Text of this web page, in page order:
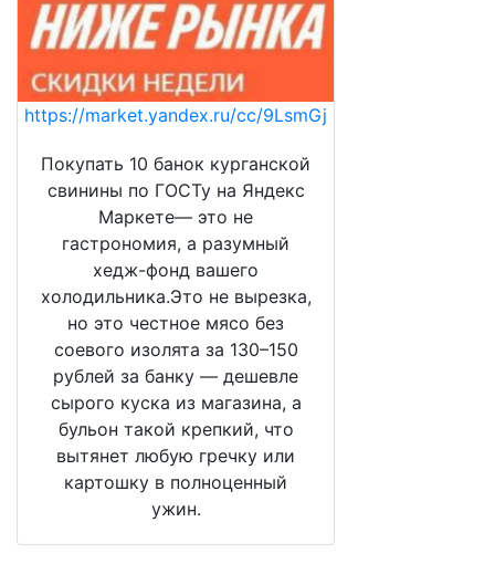
https://market.yandex.ru/cc/9LsmGj
Покупать 10 банок курганской
свинины по ГОСТу на Яндекс
Маркете— это не
гастрономия, а разумный
хедж-фонд вашего
холодильника.Это не вырезка,
но это честное мясо без
соевого изолята за 130–150
рублей за банку — дешевле
сырого куска из магазина, а
бульон такой крепкий, что
вытянет любую гречку или
картошку в полноценный
ужин.